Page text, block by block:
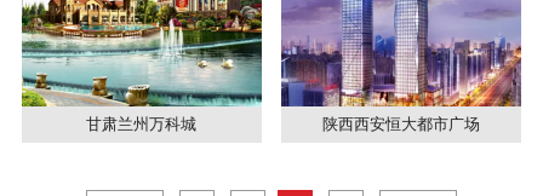
甘肃兰州万科城 陕西西安恒大都市广场